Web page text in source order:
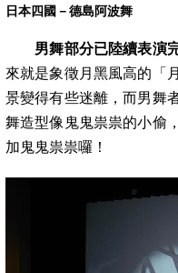
日本四國－德島阿波舞
男舞部分已陸續表演
來就是象徵月黑風高的「
景變得有些迷離，而男舞
舞造型像鬼鬼祟祟的小偷
加鬼鬼祟祟囉！